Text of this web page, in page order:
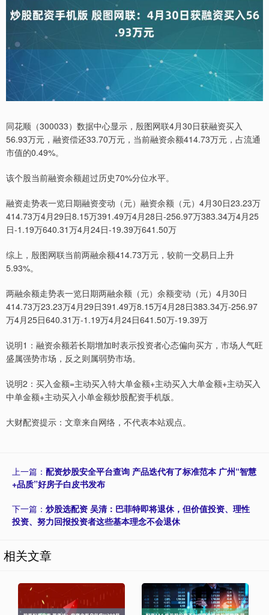
同花顺（300033）数据中心显示，殷图网联4月30日获融资买入
56.93万元，融资偿还33.70万元，当前融资余额414.73万元，占流通
市值的0.49%。
该个股当前融资余额超过历史70%分位水平。
融资走势表一览日期融资变动（元）融资余额（元）4月30日23.23万
414.73万4月29日8.15万391.49万4月28日-256.97万383.34万4月25
日-1.19万640.31万4月24日-19.39万641.50万
综上，殷图网联当前两融余额414.73万元，较前一交易日上升
5.93%。
两融余额走势表一览日期两融余额（元）余额变动（元）4月30日
414.73万23.23万4月29日391.49万8.15万4月28日383.34万-256.97
万4月25日640.31万-1.19万4月24日641.50万-19.39万
说明1：融资余额若长期增加时表示投资者心态偏向买方，市场人气旺
盛属强势市场，反之则属弱势市场。
说明2：买入金额=主动买入特大单金额+主动买入大单金额+主动买入
中单金额+主动买入小单金额炒股配资手机版。
大财配资提示：文章来自网络，不代表本站观点。
上一篇： 配资炒股安全平台查询 产品迭代有了标准范本 广州“智慧
+品质”好房子白皮书发布
下一篇： 炒股选配资 吴清：巴菲特即将退休，但价值投资、理性
投资、努力回报投资者这些基本理念不会退休
相关文章